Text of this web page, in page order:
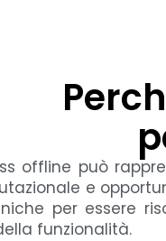
offline può
e
per essere
funzionalità.